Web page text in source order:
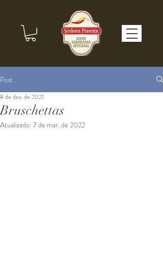
Post
Bruschettas
8 de dez. de 2021
Atualizado: 7 de mar. de 2022